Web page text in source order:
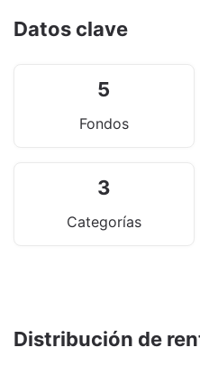
Datos clave
5
Fondos
3
Categorías
Distribución de